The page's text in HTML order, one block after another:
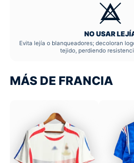
NO USAR
Evita lejía o blanqueadores; decoloran
tejido, perdiendo
MÁS DE FRANCIA